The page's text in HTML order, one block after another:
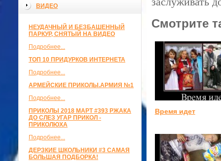
ВИДЕО
НЕУДАЧНЫЙ И БЕЗБАШЕННЫЙ
ПАРКУР, СНЯТЫЙ НА ВИДЕО
Подробнее...
ТОП 10 ПРИДУРКОВ ИНТЕРНЕТА
Подробнее...
АРМЕЙСКИЕ ПРИКОЛЫ.АРМИЯ №1
Подробнее...
ПРИКОЛЫ 2018 МАРТ #393 РЖАКА
ДО СЛЕЗ УГАР ПРИКОЛ -
ПРИКОЛЮХА
Подробнее...
ДЕРЗКИЕ ШКОЛЬНИКИ #3 САМАЯ
БОЛЬШАЯ ПОДБОРКА!
Смотрите
Время идет